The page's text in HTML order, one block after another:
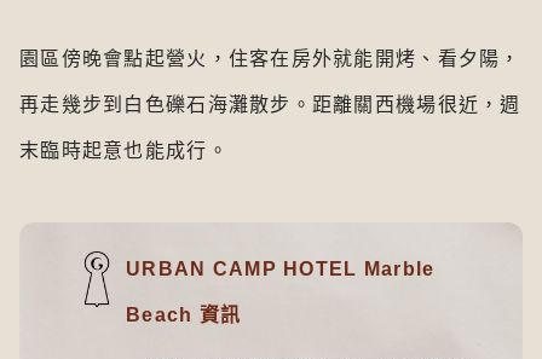
園區傍晚會點起營火，住客在房外就能開烤、看夕陽，
再走幾步到白色礫石海灘散步。距離關西機場很近，週
末臨時起意也能成行。
URBAN CAMP HOTEL Marble
Beach 資訊